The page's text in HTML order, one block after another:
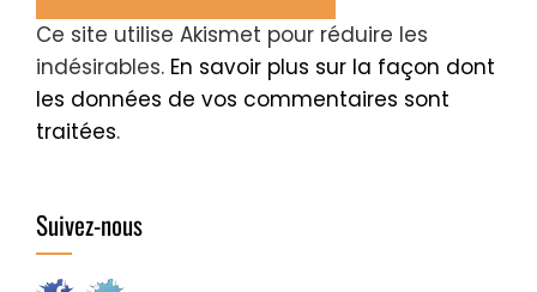
Ce site utilise Akismet pour réduire les
indésirables. En savoir plus sur la façon dont
les données de vos commentaires sont
traitées.
Suivez-nous